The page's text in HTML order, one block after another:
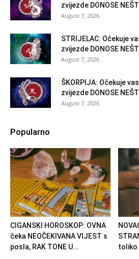
zvijezde DONOSE
August 7, 2026
STRIJELAC: Očekuje
zvijezde DONOSE
August 7, 2026
ŠKORPIJA: Očekuje
zvijezde DONOSE
August 7, 2026
Popularno
CIGANSKI HOROSKOP: OVNA
čeka NEOČEKIVANA VIJEST s
posla, RAK TONE U...
toliko